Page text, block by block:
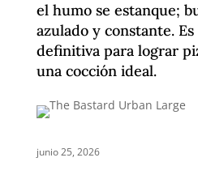
el humo se estanque;
azulado y constante.
definitiva para lograr
una cocción ideal.
junio 25, 2026